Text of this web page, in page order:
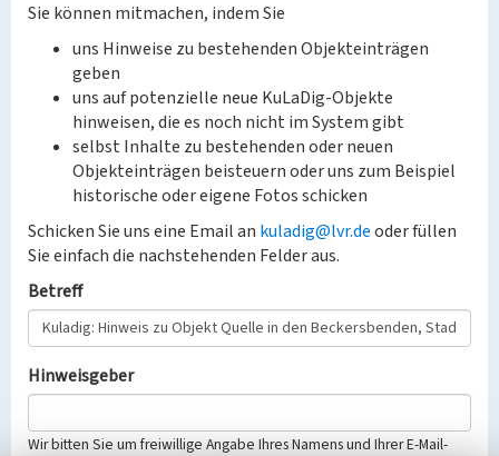
Sie können mitmachen, indem Sie
uns Hinweise zu bestehenden Objekteinträgen
geben
uns auf potenzielle neue KuLaDig-Objekte
hinweisen, die es noch nicht im System gibt
selbst Inhalte zu bestehenden oder neuen
Objekteinträgen beisteuern oder uns zum Beispiel
historische oder eigene Fotos schicken
Schicken Sie uns eine Email an kuladig@lvr.deoder füllen
Sie einfach die nachstehenden Felder aus.
Betreff
Hinweisgeber
Wir bitten Sie um freiwillige Angabe Ihres Namens und Ihrer E-Mail-